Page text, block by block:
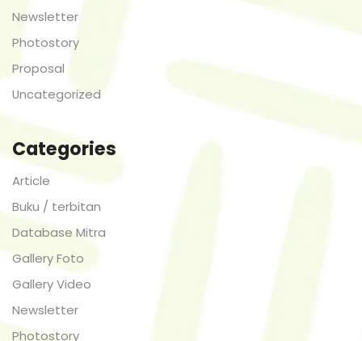
Newsletter
Photostory
Proposal
Uncategorized
Categories
Article
Buku / terbitan
Database Mitra
Gallery Foto
Gallery Video
Newsletter
Photostory